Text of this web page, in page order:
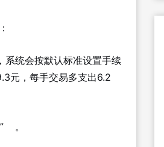
系统会按默认标准设置手续
元，每手交易多支出6.2
。